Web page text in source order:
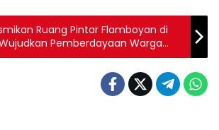
Ruang Pintar Flamboyan di
Pemberdayaan Warga